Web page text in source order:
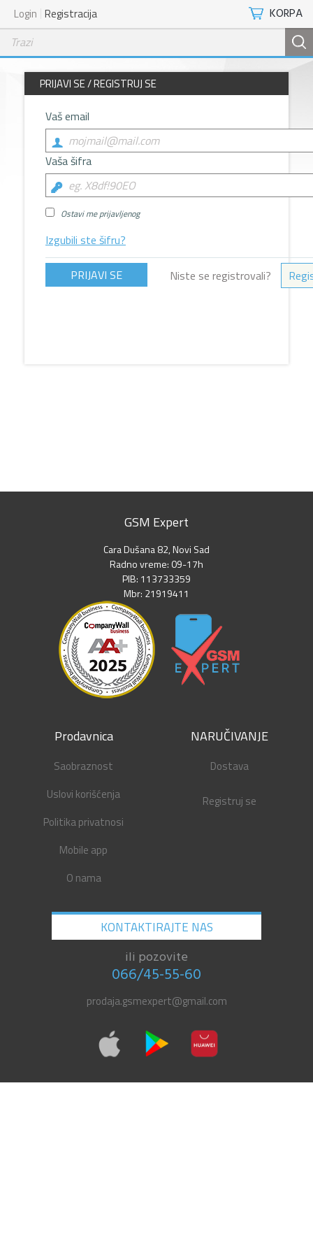
KORPA
Login Registracija
PRIJAVI SE / REGISTRUJ SE
Vaš email
Vaša šifra
Ostavi me prijavljenog
Izgubili ste šifru?
Niste se registrovali?
GSM Expert
Cara Dušana 82, Novi Sad
Radno vreme: 09-17h
PIB: 113733359
Mbr: 21919411
Prodavnica
Saobraznost
Uslovi korišćenja
Politika privatnosi
Mobile app
O nama
NARUČIVANJE
Dostava
Registruj se
KONTAKTIRAJTE NAS
ili pozovite
066/45-55-60
prodaja.gsmexpert@gmail.com